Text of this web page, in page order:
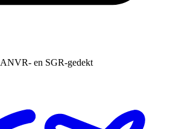
ANVR- en SGR-gedekt